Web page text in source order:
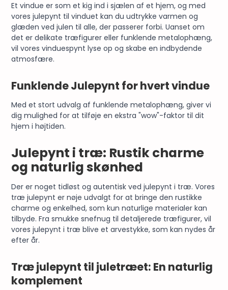
Et vindue er som et kig ind i sjælen af et hjem, og med
vores julepynt til vinduet kan du udtrykke varmen og
glæden ved julen til alle, der passerer forbi. Uanset om
det er delikate træfigurer eller funklende metalophæng,
vil vores vinduespynt lyse op og skabe en indbydende
atmosfære.
Funklende Julepynt for hvert vindue
Med et stort udvalg af funklende metalophæng, giver vi
dig mulighed for at tilføje en ekstra "wow"-faktor til dit
hjem i højtiden.
Julepynt i træ: Rustik charme
og naturlig skønhed
Der er noget tidløst og autentisk ved julepynt i træ. Vores
træ julepynt er nøje udvalgt for at bringe den rustikke
charme og enkelhed, som kun naturlige materialer kan
tilbyde. Fra smukke snefnug til detaljerede træfigurer, vil
vores julepynt i træ blive et arvestykke, som kan nydes år
efter år.
Træ julepynt til juletræet: En naturlig
komplement